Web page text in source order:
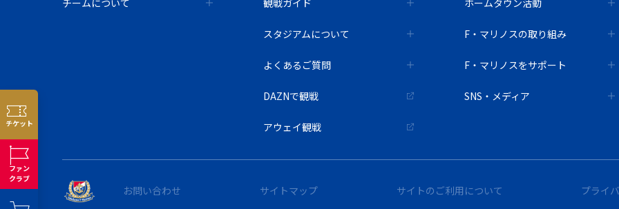
チケット
ファン
クラブ
スタジアムについて
よくあるご質問
DAZNで観戦
アウェイ観戦
F・マリノスの取り組み
F・マリノスをサポート
SNS・メディア
お問い合わせ サイトマップ サイトのご利用について プライ